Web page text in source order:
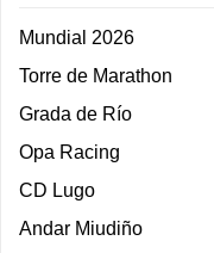
Mundial 2026
Torre de Marathon
Grada de Río
Opa Racing
CD Lugo
Andar Miudiño